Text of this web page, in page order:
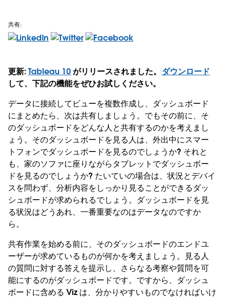
共有:
更新:Tableau 10がリリースされました。 ダウンロード
して、下記の機能をぜひお試しください。
データに接続してビューを複数作成し、ダッシュボード
にまとめたら、次は共有しましょう。でもその前に、そ
のダッシュボードをどんな人と共有するのかを考えまし
ょう。そのダッシュボードを見る人は、外出中にスマー
トフォンでダッシュボードを見るのでしょうか? それと
も、家のソファに座りながらタブレットでダッシュボー
ドを見るのでしょうか? たいていの場合は、状況とデバイ
スを問わず、分析内容をしっかり見ることができるダッ
シュボードが求められるでしょう。ダッシュボードを見
る状況はどうあれ、一番重要なのはデータなのですか
ら。
共有作業を始める前に、そのダッシュボードのエンドユ
ーザーが求めているものが何かを考えましょう。見る人
の質問に対する答えを提示し、さらなる考察や質問を可
能にするのがダッシュボードです。ですから、ダッシュ
ボードに含める Viz は、分かりやすいものでなければいけ